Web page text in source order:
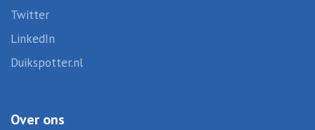
Twitter
LinkedIn
Duikspotter.nl
Over ons